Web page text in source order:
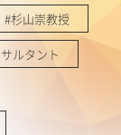
#杉山崇教授
ルタント